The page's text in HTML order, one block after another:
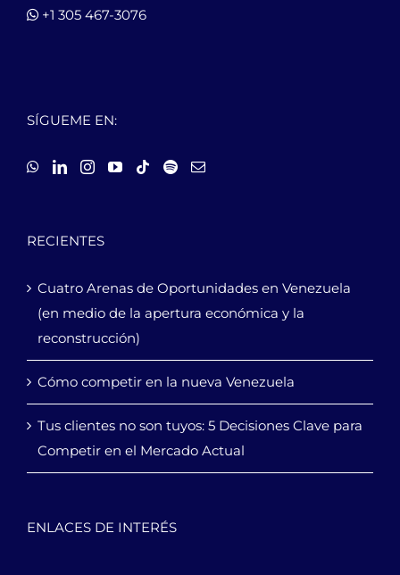
+1 305 467-3076
SÍGUEME EN:
RECIENTES
Cuatro Arenas de Oportunidades en Venezuela
(en medio de la apertura económica y la
reconstrucción)
Cómo competir en la nueva Venezuela
Tus clientes no son tuyos: 5 Decisiones Clave para
Competir en el Mercado Actual
ENLACES DE INTERÉS